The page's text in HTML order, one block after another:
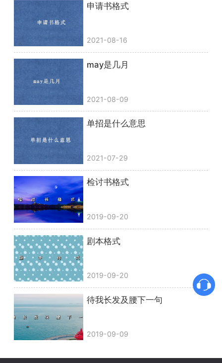
申请书格式
2021-08-16
may是几月
2021-08-09
单招是什么意思
2021-07-29
检讨书格式
2019-09-20
剧本格式
2019-09-20
待我长发及腰下一句
2019-09-09